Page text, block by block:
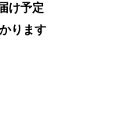
け予定
ります